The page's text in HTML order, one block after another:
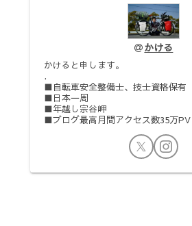
かける
かけると申します。
.
■自転車安全整備士、技士資格保有
■日本一周
■年越し宗谷岬
■ブログ最高月間アクセス数35万PV